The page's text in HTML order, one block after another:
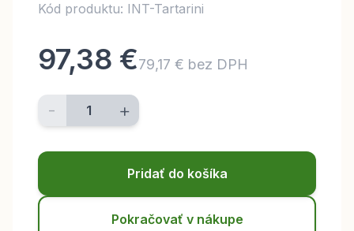
Kód produktu: INT-Tartarini
97,38 €79,17 € bez DPH
- +
Pridať do košíka
Pokračovať v nákupe